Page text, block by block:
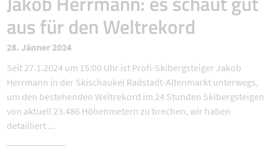
aus für den Weltrekord
28. Jänner 2024
Seit 27.1.2024 um 15:00 Uhr ist Profi-Skibergsteiger Jakob
Herrmann in der Skischaukel Radstadt-Altenmarkt unterwegs,
um den bestehenden Weltrekord im 24 Stunden Skibergsteigen
von aktuell 23.486 Höhenmetern zu brechen, wir haben
detailliert ...